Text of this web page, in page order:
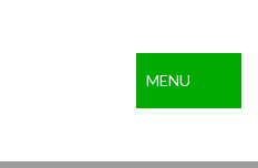
MENU